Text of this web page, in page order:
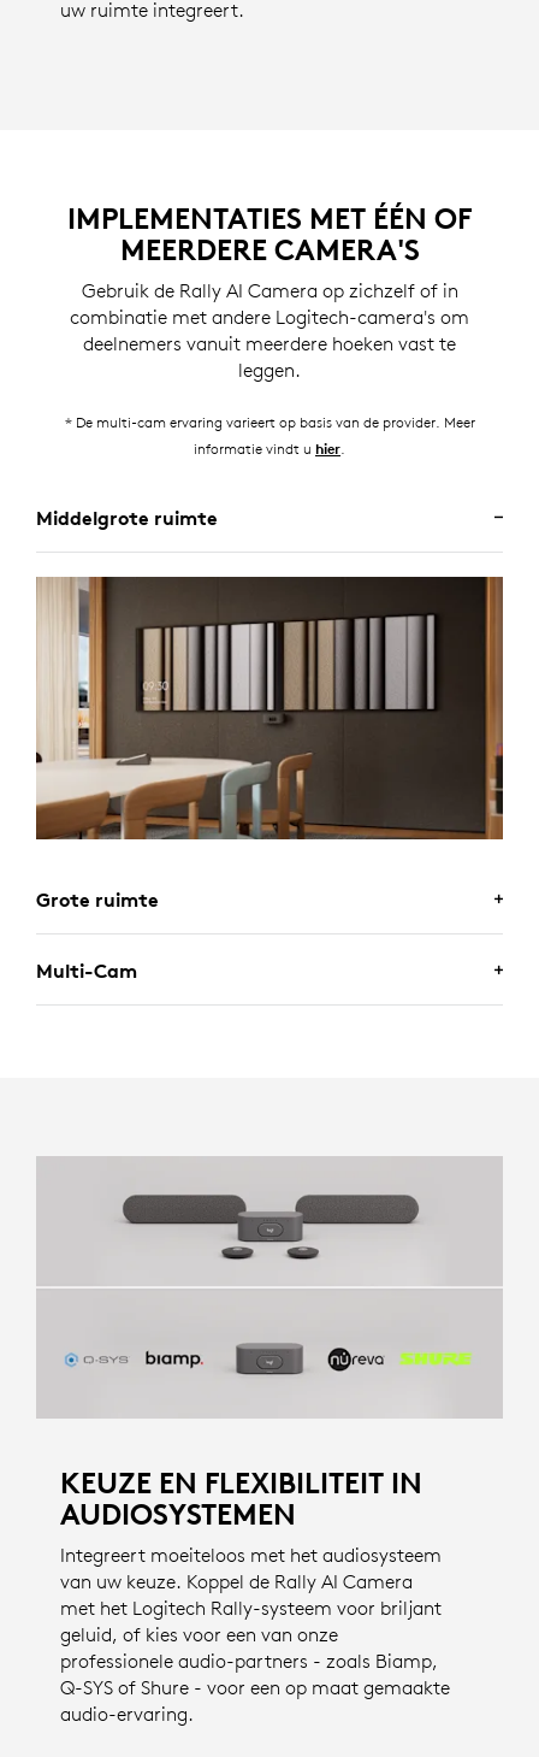
uw ruimte integreert.
IMPLEMENTATIES MET ÉÉN OF
MEERDERE CAMERA'S
Gebruik de Rally AI Camera op zichzelf of in
combinatie met andere Logitech-camera's om
deelnemers vanuit meerdere hoeken vast te
leggen.
* De multi-cam ervaring varieert op basis van de provider. Meer
informatie vindt u hier.
Middelgrote ruimte
Grote ruimte
Multi-Cam
KEUZE EN FLEXIBILITEIT IN
AUDIOSYSTEMEN
Integreert moeiteloos met het audiosysteem
van uw keuze. Koppel de Rally AI Camera
met het Logitech Rally-systeem voor briljant
geluid, of kies voor een van onze
professionele audio-partners - zoals Biamp,
Q-SYS of Shure - voor een op maat gemaakte
audio-ervaring.